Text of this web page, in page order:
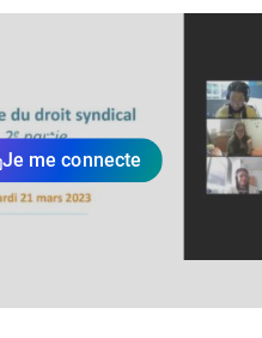
Je me connecte